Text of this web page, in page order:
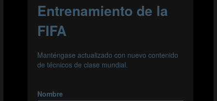
cuando el balón le llegue a los pies.
Esta anticipación le
permiteperfilarse de manera óptima para orientar el
primer toque en la dirección hacia la que quiere
desplazarse y así dejar atrás a sus rivales.
A continuación, tenemos un ejemplo clásico de cómo
Bonmatí ocupael espacio yofreceuna opción
fundamentales. Hermoso entrega el balón al espacio